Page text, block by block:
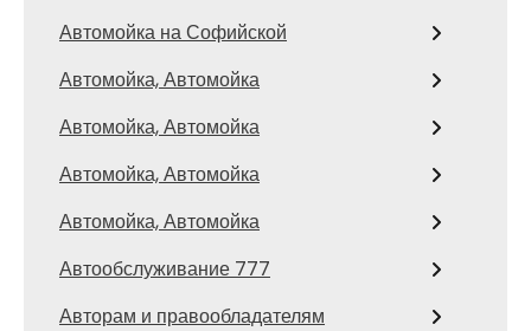
Автомойка на Софийской
Автомойка, Автомойка
Автомойка, Автомойка
Автомойка, Автомойка
Автомойка, Автомойка
Автообслуживание 777
Авторам и правообладателям